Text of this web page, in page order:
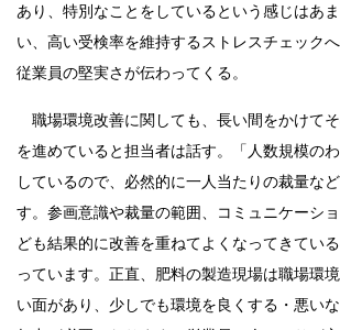
あり、特別なことをしているという感じはあ
い、高い受検率を維持するストレスチェックへ
従業員の堅実さが伝わってくる。
職場環境改善に関しても、長い間をかけて
を進めていると担当者は話す。「人数規模の
しているので、必然的に一人当たりの裁量な
す。参画意識や裁量の範囲、コミュニケーシ
ども結果的に改善を重ねてよくなってきてい
っています。正直、肥料の製造現場は職場環
い面があり、少しでも環境を良くする・悪い